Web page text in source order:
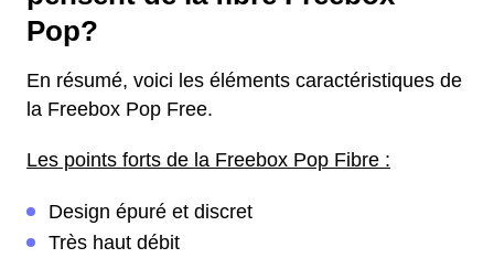
Pop?
En résumé, voici les éléments caractéristiques de
la Freebox Pop Free.
Les points forts de la Freebox Pop Fibre :
Design épuré et discret
Très haut débit